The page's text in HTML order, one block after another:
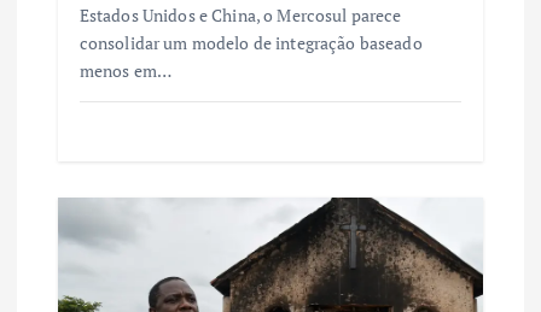
Estados Unidos e China, o Mercosul parece
consolidar um modelo de integração baseado
menos em…